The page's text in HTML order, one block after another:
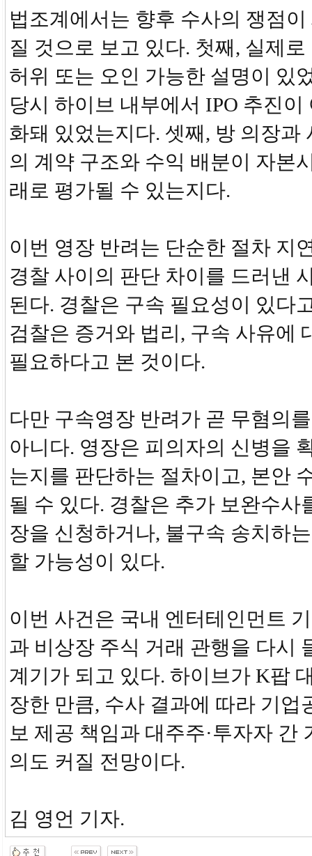
법조계에서는 향후 수사의 쟁점
질 것으로 보고 있다. 첫째, 실제
허위 또는 오인 가능한 설명이 있
당시 하이브 내부에서 IPO 추진이
화돼 있었는지다. 셋째, 방 의장과
의 계약 구조와 수익 배분이 자본
래로 평가될 수 있는지다.
이번 영장 반려는 단순한 절차 지
경찰 사이의 판단 차이를 드러낸
된다. 경찰은 구속 필요성이 있다
검찰은 증거와 법리, 구속 사유에
필요하다고 본 것이다.
다만 구속영장 반려가 곧 무혐의
아니다. 영장은 피의자의 신병을
는지를 판단하는 절차이고, 본안
될 수 있다. 경찰은 추가 보완수사
장을 신청하거나, 불구속 송치하
할 가능성이 있다.
이번 사건은 국내 엔터테인먼트
과 비상장 주식 거래 관행을 다시
계기가 되고 있다. 하이브가 K팝
장한 만큼, 수사 결과에 따라 기업
보 제공 책임과 대주주·투자자 간
의도 커질 전망이다.
김 영언 기자.